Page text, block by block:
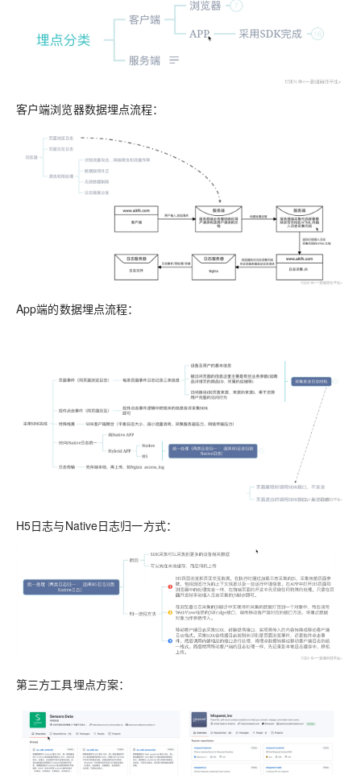
客户端浏览器数据埋点流程：
App端的数据埋点流程：
H5日志与Native日志归一方式：
第三方工具埋点方案：